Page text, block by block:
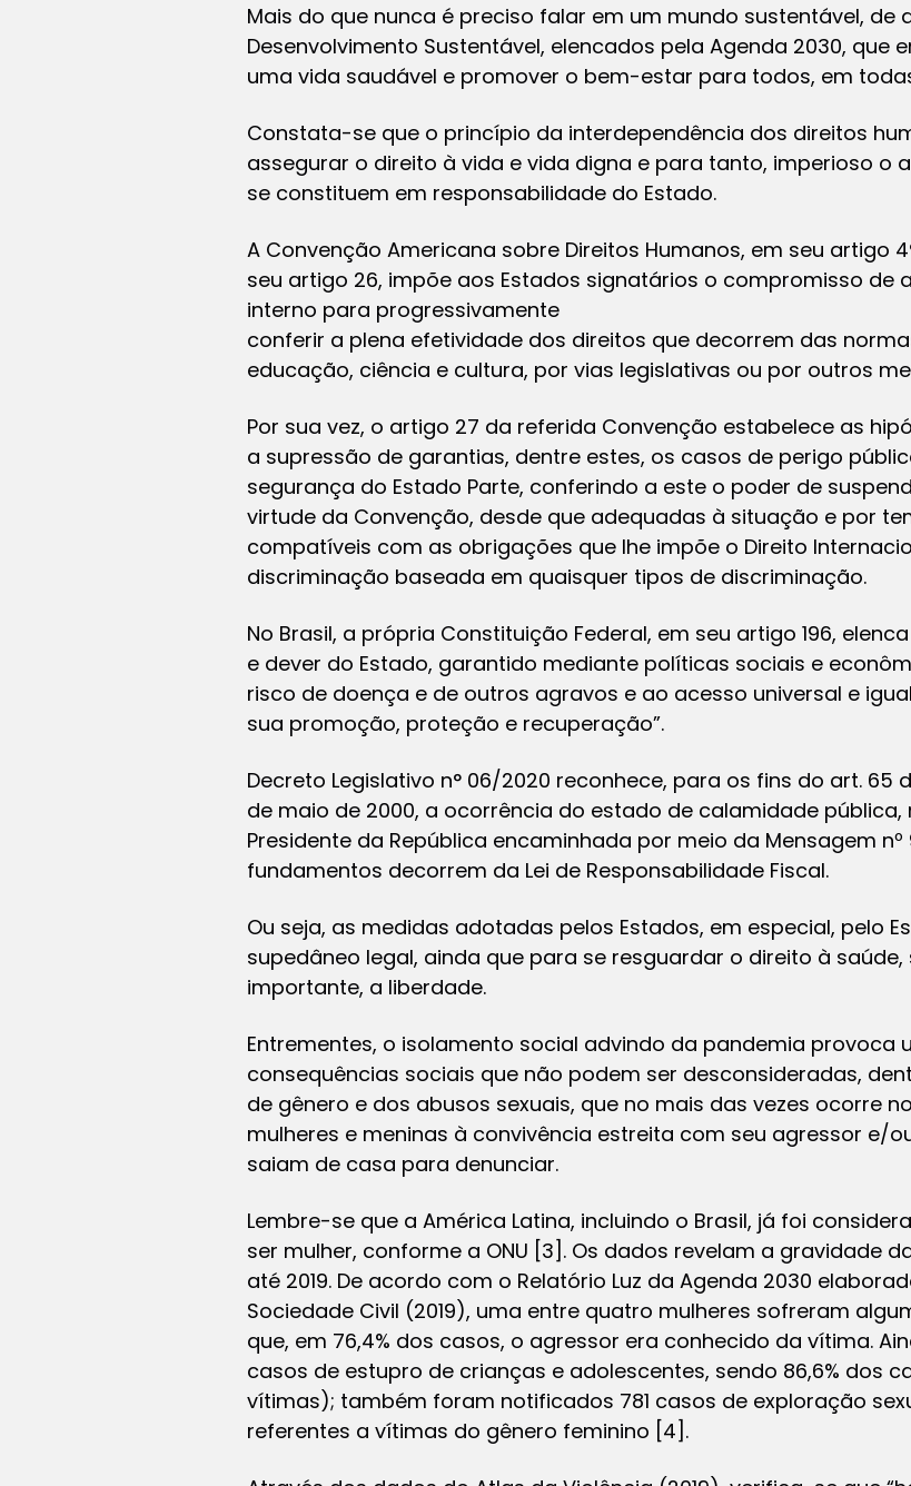
Mais do que nunca é preciso falar em um mundo sustentável, de
Desenvolvimento Sustentável, elencados pela Agenda 2030, que
uma vida saudável e promover o bem-estar para todos, em
Constata-se que o princípio da interdependência dos direitos
assegurar o direito à vida e vida digna e para tanto, imperioso o
se constituem em responsabilidade do Estado.
A Convenção Americana sobre Direitos Humanos, em seu artigo
seu artigo 26, impõe aos Estados signatários o compromisso de
interno para progressivamente
conferir a plena efetividade dos direitos que decorrem das
educação, ciência e cultura, por vias legislativas ou por outros
Por sua vez, o artigo 27 da referida Convenção estabelece as
a supressão de garantias, dentre estes, os casos de perigo
segurança do Estado Parte, conferindo a este o poder de
virtude da Convenção, desde que adequadas à situação e por
compatíveis com as obrigações que lhe impõe o Direito
discriminação baseada em quaisquer tipos de discriminação.
No Brasil, a própria Constituição Federal, em seu artigo 196,
e dever do Estado, garantido mediante políticas sociais e
risco de doença e de outros agravos e ao acesso universal e
sua promoção, proteção e recuperação”.
Decreto Legislativo n° 06/2020 reconhece, para os fins do art. 65
de maio de 2000, a ocorrência do estado de calamidade
Presidente da República encaminhada por meio da Mensagem nº
fundamentos decorrem da Lei de Responsabilidade Fiscal.
Ou seja, as medidas adotadas pelos Estados, em especial, pelo
supedâneo legal, ainda que para se resguardar o direito à
importante, a liberdade.
Entrementes, o isolamento social advindo da pandemia provoca
consequências sociais que não podem ser desconsideradas,
de gênero e dos abusos sexuais, que no mais das vezes ocorre
mulheres e meninas à convivência estreita com seu agressor e/
saiam de casa para denunciar.
Lembre-se que a América Latina, incluindo o Brasil, já foi
ser mulher, conforme a ONU [3] . Os dados revelam a gravidade
até 2019. De acordo com o Relatório Luz da Agenda 2030
Sociedade Civil (2019), uma entre quatro mulheres sofreram
que, em 76,4% dos casos, o agressor era conhecido da vítima.
casos de estupro de crianças e adolescentes, sendo 86,6% dos
vítimas); também foram notificados 781 casos de exploração
referentes a vítimas do gênero feminino [4] .